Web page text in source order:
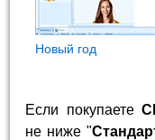
Новый год
Если покупаете
не ниже "